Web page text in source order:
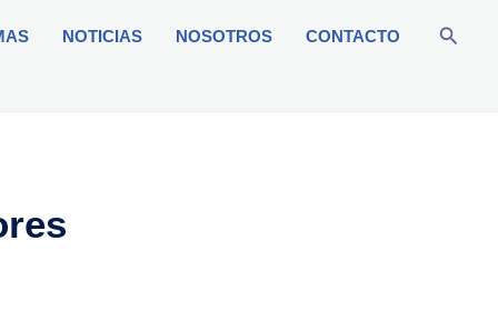
NOTICIAS NOSOTROS CONTACTO